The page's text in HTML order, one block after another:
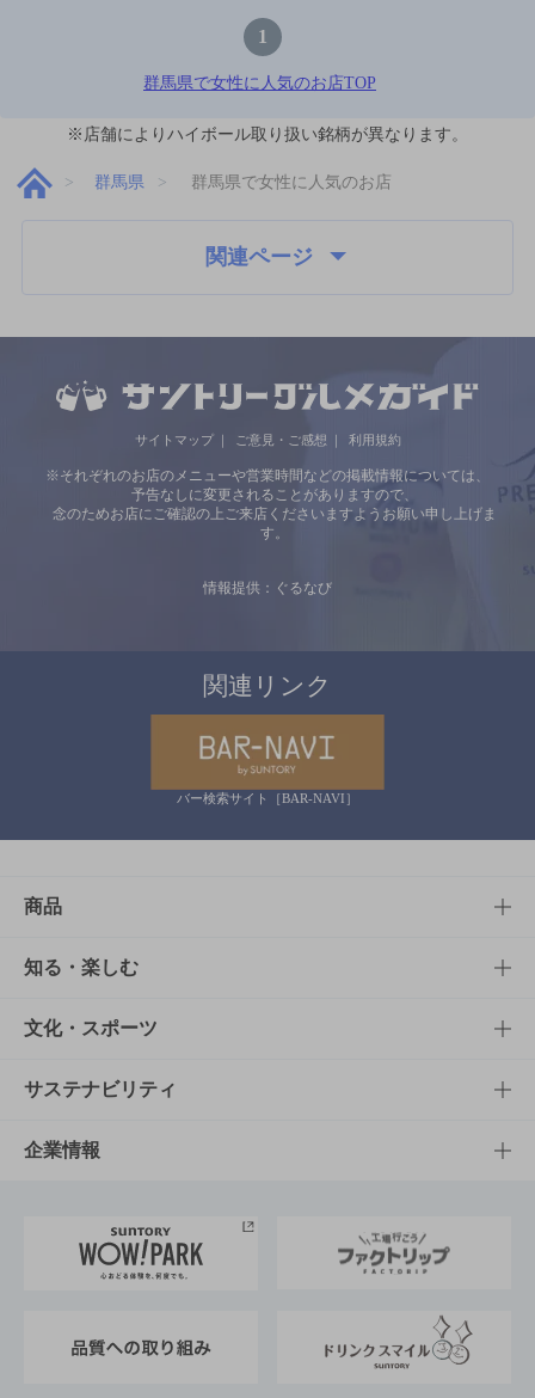
1
群馬県で女性に人気のお店TOP
※店舗によりハイボール取り扱い銘柄が異なります。
群馬県 群馬県で女性に人気のお店
関連ページ
サイトマップ ご意見・ご感想 利用規約
※それぞれのお店のメニューや営業時間などの掲載情報については、
予告なしに変更されることがありますので、
念のためお店にご確認の上ご来店くださいますようお願い申し上げま
す。
情報提供：ぐるなび
関連リンク
バー検索サイト［BAR-NAVI］
商品
商品TOP
商品一覧
商品発売情報
栄養成分一覧
知る・楽しむ
知る・楽しむTOP
キャンペーン
工場見学
地域情報
文化・スポーツ
文化・スポーツTOP
サントリーホール
サントリーサンバーズ大阪
サステナビリティ
サステナビリティTOP
サントリーが考えるサステナビリティ経営
企業情報
企業概要